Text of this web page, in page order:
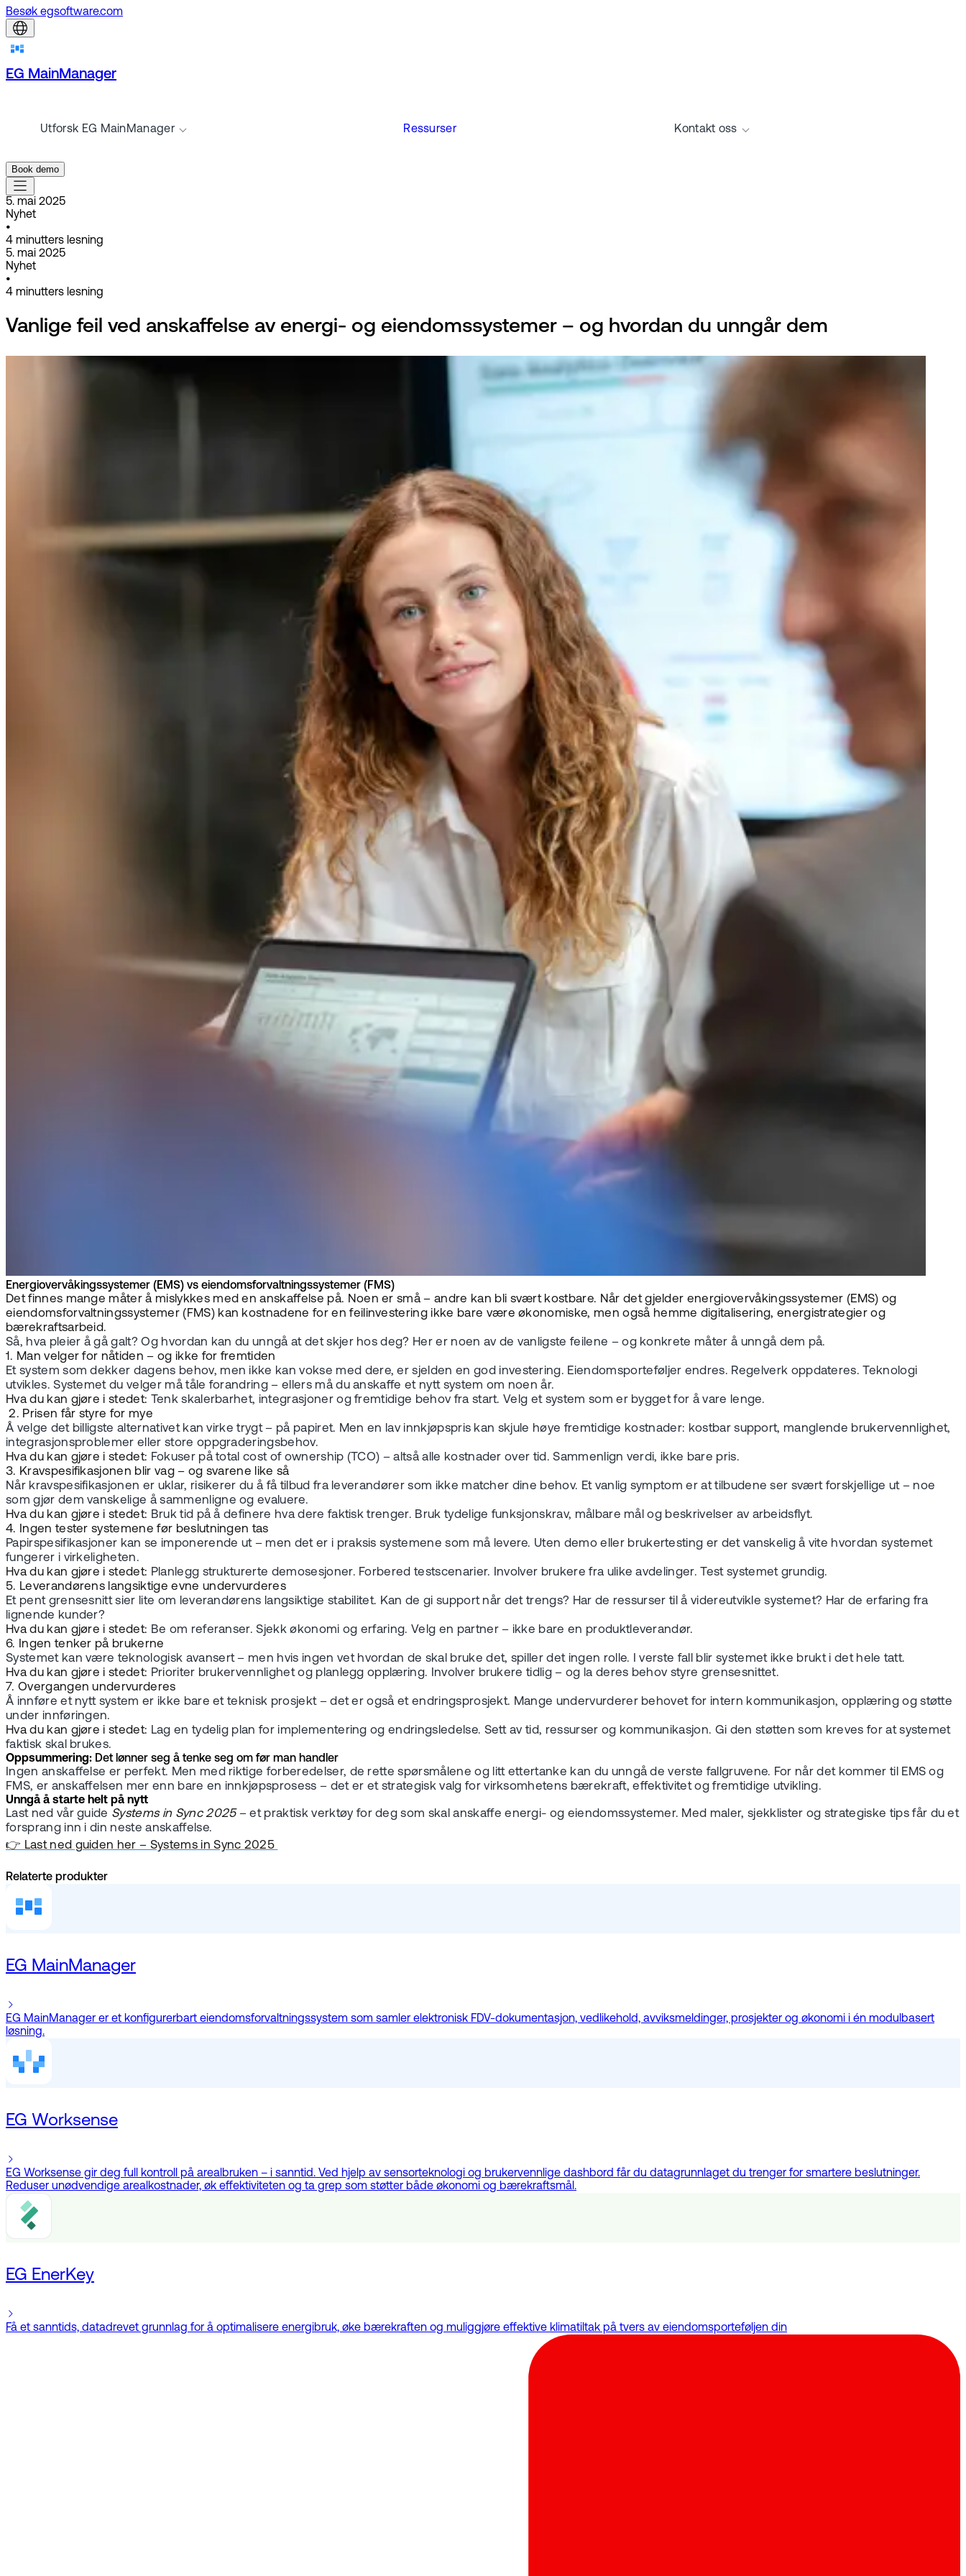
Besøk egsoftware.com
EG MainManager
Utforsk EG MainManager Ressurser Kontakt oss
Book demo
5. mai 2025
Nyhet
•
4 minutters lesning
5. mai 2025
Nyhet
•
4 minutters lesning
Vanlige feil ved anskaffelse av energi- og eiendomssystemer – og hvordan du unngår dem
Energiovervåkingssystemer (EMS) vs eiendomsforvaltningssystemer (FMS)
Det finnes mange måter å mislykkes med en anskaffelse på. Noen er små – andre kan bli svært kostbare. Når det gjelder energiovervåkingssystemer (EMS) og
eiendomsforvaltningssystemer (FMS) kan kostnadene for en feilinvestering ikke bare være økonomiske, men også hemme digitalisering, energistrategier og
bærekraftsarbeid.
Så, hva pleier å gå galt? Og hvordan kan du unngå at det skjer hos deg? Her er noen av de vanligste feilene – og konkrete måter å unngå dem på.
1. Man velger for nåtiden – og ikke for fremtiden
Et system som dekker dagens behov, men ikke kan vokse med dere, er sjelden en god investering. Eiendomsporteføljer endres. Regelverk oppdateres. Teknologi
utvikles. Systemet du velger må tåle forandring – ellers må du anskaffe et nytt system om noen år.
Hva du kan gjøre i stedet: Tenk skalerbarhet, integrasjoner og fremtidige behov fra start. Velg et system som er bygget for å vare lenge.
2. Prisen får styre for mye
Å velge det billigste alternativet kan virke trygt – på papiret. Men en lav innkjøpspris kan skjule høye fremtidige kostnader: kostbar support, manglende brukervennlighet,
integrasjonsproblemer eller store oppgraderingsbehov.
Hva du kan gjøre i stedet: Fokuser på total cost of ownership (TCO) – altså alle kostnader over tid. Sammenlign verdi, ikke bare pris.
3. Kravspesifikasjonen blir vag – og svarene like så
Når kravspesifikasjonen er uklar, risikerer du å få tilbud fra leverandører som ikke matcher dine behov. Et vanlig symptom er at tilbudene ser svært forskjellige ut – noe
som gjør dem vanskelige å sammenligne og evaluere.
Hva du kan gjøre i stedet: Bruk tid på å definere hva dere faktisk trenger. Bruk tydelige funksjonskrav, målbare mål og beskrivelser av arbeidsflyt.
4. Ingen tester systemene før beslutningen tas
Papirspesifikasjoner kan se imponerende ut – men det er i praksis systemene som må levere. Uten demo eller brukertesting er det vanskelig å vite hvordan systemet
fungerer i virkeligheten.
Hva du kan gjøre i stedet: Planlegg strukturerte demosesjoner. Forbered testscenarier. Involver brukere fra ulike avdelinger. Test systemet grundig.
5. Leverandørens langsiktige evne undervurderes
Et pent grensesnitt sier lite om leverandørens langsiktige stabilitet. Kan de gi support når det trengs? Har de ressurser til å videreutvikle systemet? Har de erfaring fra
lignende kunder?
Hva du kan gjøre i stedet: Be om referanser. Sjekk økonomi og erfaring. Velg en partner – ikke bare en produktleverandør.
6. Ingen tenker på brukerne
Systemet kan være teknologisk avansert – men hvis ingen vet hvordan de skal bruke det, spiller det ingen rolle. I verste fall blir systemet ikke brukt i det hele tatt.
Hva du kan gjøre i stedet: Prioriter brukervennlighet og planlegg opplæring. Involver brukere tidlig – og la deres behov styre grensesnittet.
7. Overgangen undervurderes
Å innføre et nytt system er ikke bare et teknisk prosjekt – det er også et endringsprosjekt. Mange undervurderer behovet for intern kommunikasjon, opplæring og støtte
under innføringen.
Hva du kan gjøre i stedet: Lag en tydelig plan for implementering og endringsledelse. Sett av tid, ressurser og kommunikasjon. Gi den støtten som kreves for at systemet
faktisk skal brukes.
Oppsummering: Det lønner seg å tenke seg om før man handler
Ingen anskaffelse er perfekt. Men med riktige forberedelser, de rette spørsmålene og litt ettertanke kan du unngå de verste fallgruvene. For når det kommer til EMS og
FMS, er anskaffelsen mer enn bare en innkjøpsprosess – det er et strategisk valg for virksomhetens bærekraft, effektivitet og fremtidige utvikling.
Unngå å starte helt på nytt
Last ned vår guide Systems in Sync 2025– et praktisk verktøy for deg som skal anskaffe energi- og eiendomssystemer. Med maler, sjekklister og strategiske tips får du et
forsprang inn i din neste anskaffelse.
👉 Last ned guiden her – Systems in Sync 2025
Relaterte produkter
EG MainManager
EG MainManager er et konfigurerbart eiendomsforvaltningssystem som samler elektronisk FDV-dokumentasjon, vedlikehold, avviksmeldinger, prosjekter og økonomi i én modulbasert
løsning.
EG Worksense
EG Worksense gir deg full kontroll på arealbruken – i sanntid. Ved hjelp av sensorteknologi og brukervennlige dashbord får du datagrunnlaget du trenger for smartere beslutninger.
Reduser unødvendige arealkostnader, øk effektiviteten og ta grep som støtter både økonomi og bærekraftsmål.
EG EnerKey
Få et sanntids, datadrevet grunnlag for å optimalisere energibruk, øke bærekraften og muliggjøre effektive klimatiltak på tvers av eiendomsporteføljen din